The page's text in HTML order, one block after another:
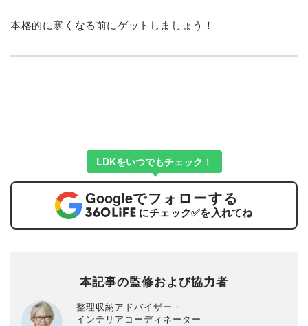
本格的に寒くなる前にゲットしましょう！
LDKをいつでもチェック！
Googleでフォローする
にチェック✅を入れてね
本記事の監修および協力者
整理収納アドバイザー・
インテリアコーディネーター